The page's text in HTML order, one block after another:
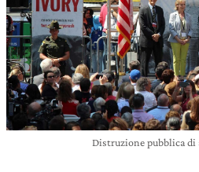
Distruzione pubblica di